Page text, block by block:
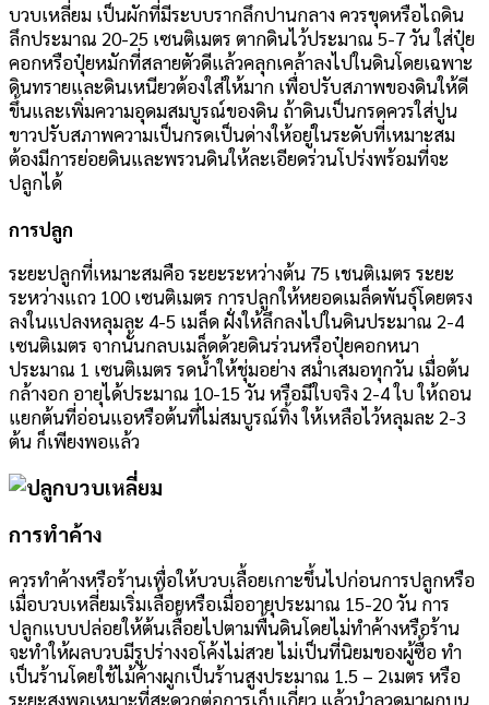
บวบเหลี่ยม เป็นผักที่มีระบบรากลึกปานกลาง ควรขุดหรือไถดิน
ลึกประมาณ 20-25 เซนติเมตร ตากดินไว้ประมาณ 5-7 วัน ใส่ปุ๋ย
คอกหรือปุ๋ยหมักที่สลายตัวดีแล้วคลุกเคล้าลงไปในดินโดยเฉพาะ
ดินทรายและดินเหนียวต้องใส่ให้มาก เพื่อปรับสภาพของดินให้ดี
ขึ้นและเพิ่มความอุดมสมบูรณ์ของดิน ถ้าดินเป็นกรดควรใส่ปูน
ขาวปรับสภาพความเป็นกรดเป็นด่างให้อยู่ในระดับที่เหมาะสม
ต้องมีการย่อยดินและพรวนดินให้ละเอียดร่วนโปร่งพร้อมที่จะ
ปลูกได้
การปลูก
ระยะปลูกที่เหมาะสมคือ ระยะระหว่างต้น 75 เชนติเมตร ระยะ
ระหว่างแถว 100 เซนติเมตร การปลูกให้หยอดเมล็ดพันธุ์โดยตรง
ลงในแปลงหลุมละ 4-5 เมล็ด ฝั่งให้ลึกลงไปในดินประมาณ 2-4
เซนติเมตร จากนั้นกลบเมล็ดด้วยดินร่วนหรือปุ๋ยคอกหนา
ประมาณ 1 เซนติเมตร รดน้ำให้ชุ่มอย่าง สม่ำเสมอทุกวัน เมื่อต้น
กล้างอก อายุได้ประมาณ 10-15 วัน หรือมีใบจริง 2-4 ใบ ให้ถอน
แยกต้นที่อ่อนแอหรือต้นที่ไม่สมบูรณ์ทิ้ง ให้เหลือไว้หลุมละ 2-3
ต้น ก็เพียงพอแล้ว
การทำค้าง
ควรทำค้างหรือร้านเพื่อให้บวบเลื้อยเกาะขึ้นไปก่อนการปลูกหรือ
เมื่อบวบเหลี่ยมเริ่มเลื้อยหรือเมื่ออายุประมาณ 15-20 วัน การ
ปลูกแบบปล่อยให้ต้นเลื้อยไปตามพื้นดินโดยไม่ทำค้างหรือร้าน
จะทำให้ผลบวบมีรูปร่างงอโค้งไม่สวย ไม่เป็นที่นิยมของผู้ซื้อ ทำ
เป็นร้านโดยใช้ไม้ค้างผูกเป็นร้านสูงประมาณ 1.5 – 2เมตร หรือ
ระยะสูงพอเหมาะที่สะดวกต่อการเก็บเกี่ยว แล้วนำลวดมาผูกบน